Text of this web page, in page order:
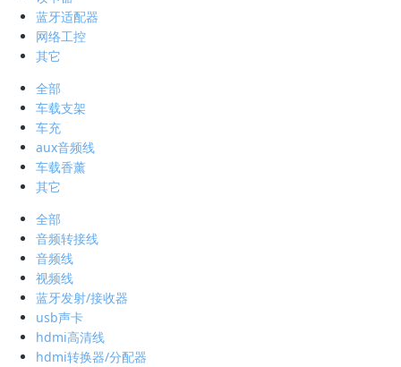
蓝牙适配器
网络工控
其它
全部
车载支架
车充
aux音频线
车载香薰
其它
全部
音频转接线
音频线
视频线
蓝牙发射/接收器
usb声卡
hdmi高清线
hdmi转换器/分配器